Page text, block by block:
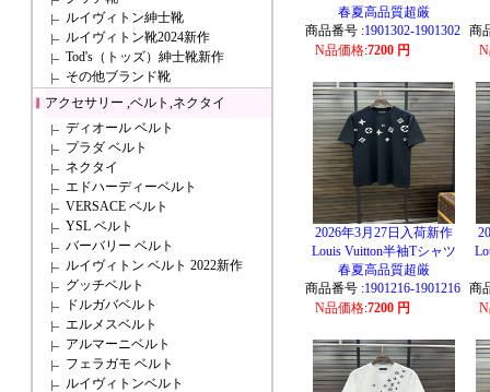
ルイヴィトン紳士靴
ルイヴィトン靴2024新作
Tod's（トッズ）紳士靴新作
その他ブランド靴
アクセサリー ,ベルト,ネクタイ
ディオール ベルト
プラダ ベルト
ネクタイ
エドハーディーベルト
VERSACE ベルト
YSL ベルト
バーバリー ベルト
ルイヴィトン ベルト 2022新作
グッチベルト
ドルガバベルト
エルメスベルト
アルマーニベルト
フェラガモ ベルト
ルイヴィトンベルト
春夏高品質超厳
商品番号 :1901302-1901302
N品価格:7200 円
商
2026年3月27日入荷新作
Louis Vuitton半袖Tシャツ
春夏高品質超厳
商品番号 :1901216-1901216
N品価格:7200 円
商